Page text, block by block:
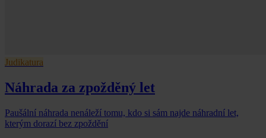
Judikatura
Náhrada za zpožděný let
Paušální náhrada nenáleží tomu, kdo si sám najde náhradní let,
kterým dorazí bez zpoždění